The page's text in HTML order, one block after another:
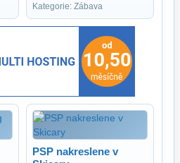
Kategorie: Zábava
PSP nakreslene v